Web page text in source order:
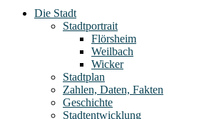
Die Stadt
Stadtportrait
Flörsheim
Weilbach
Wicker
Stadtplan
Zahlen, Daten, Fakten
Geschichte
Stadtentwicklung